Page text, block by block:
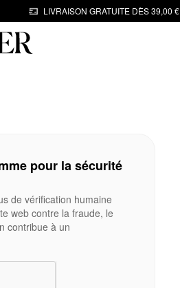
LIVRAISON GRATUITE DÈS 39,00 €
pour la sécurité
de vérification humaine
web contre la fraude, le
contribue à un